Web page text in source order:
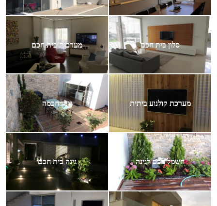
סלון בית חכם מערכות בית חכם
מערכת קולנוע ביתית גינה חכמה
חשמל חכם לגינה גינה בית חכם